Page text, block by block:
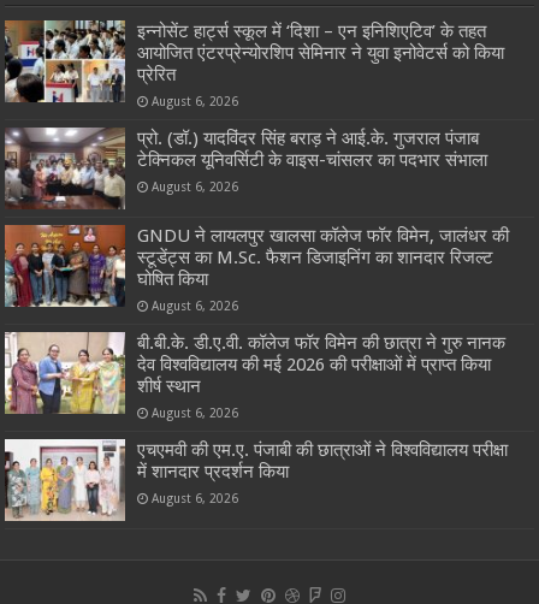
इन्नोसेंट हार्ट्स स्कूल में ‘दिशा – एन इनिशिएटिव’ के तहत
आयोजित एंटरप्रेन्योरशिप सेमिनार ने युवा इनोवेटर्स को किया
प्रेरित
August 6, 2026
प्रो. (डॉ.) यादविंदर सिंह बराड़ ने आई.के. गुजराल पंजाब
टेक्निकल यूनिवर्सिटी के वाइस-चांसलर का पदभार संभाला
August 6, 2026
GNDU ने लायलपुर खालसा कॉलेज फॉर विमेन, जालंधर की
स्टूडेंट्स का M.Sc. फैशन डिजाइनिंग का शानदार रिजल्ट
घोषित किया
August 6, 2026
बी.बी.के. डी.ए.वी. कॉलेज फॉर विमेन की छात्रा ने गुरु नानक
देव विश्वविद्यालय की मई 2026 की परीक्षाओं में प्राप्त किया
शीर्ष स्थान
August 6, 2026
एचएमवी की एम.ए. पंजाबी की छात्राओं ने विश्वविद्यालय परीक्षा
में शानदार प्रदर्शन किया
August 6, 2026